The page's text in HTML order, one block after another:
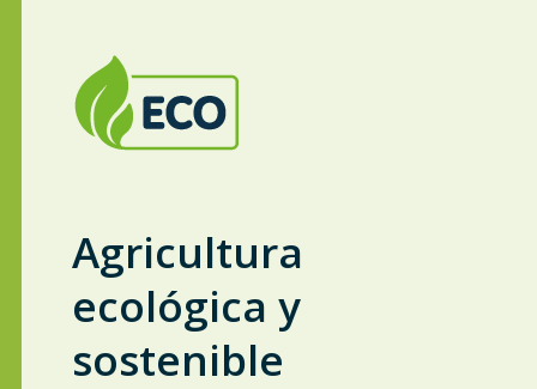
Agricultura
ecológica y
sostenible